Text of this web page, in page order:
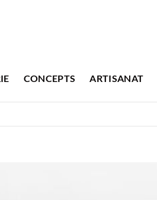
CONCEPTS ARTISANAT